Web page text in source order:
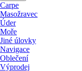
Carpe
Masožravec
Úder
Moře
Jiné úlovky
Navigace
Oblečení
Výprodej